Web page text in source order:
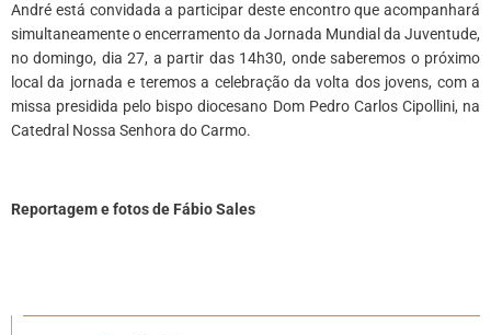
André está convidada a participar deste encontro que acompanhará
simultaneamente o encerramento da Jornada Mundial da Juventude,
no domingo, dia 27, a partir das 14h30, onde saberemos o próximo
local da jornada e teremos a celebração da volta dos jovens, com a
missa presidida pelo bispo diocesano Dom Pedro Carlos Cipollini, na
Catedral Nossa Senhora do Carmo.
Reportagem e fotos de Fábio Sales